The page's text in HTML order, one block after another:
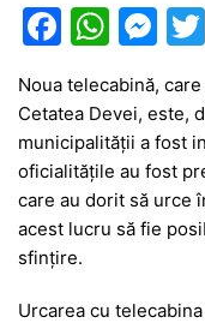
F
c
e
b
o
o
k
W
h
at
s
A
p
M
s
s
e
n
er
Noua telecabină,
Cetatea Devei, este,
municipalității a fost
oficialitățile au fost
care au dorit să urce
acest lucru să fie
sfințire.
Urcarea cu